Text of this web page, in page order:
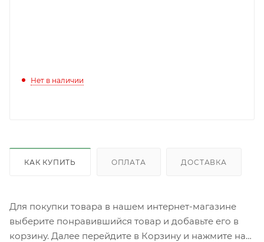
Нет в наличии
КАК КУПИТЬ ОПЛАТА ДОСТАВКА
Для покупки товара в нашем интернет-магазине
выберите понравившийся товар и добавьте его в
корзину. Далее перейдите в Корзину и нажмите на